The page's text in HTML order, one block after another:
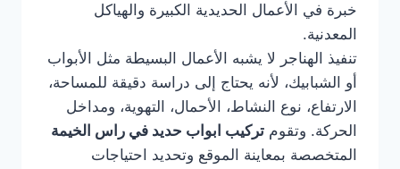
خبرة في الأعمال الحديدية الكبيرة والهياكل
المعدنية.
تنفيذ الهناجر لا يشبه الأعمال البسيطة مثل الأبواب
أو الشبابيك، لأنه يحتاج إلى دراسة دقيقة للمساحة،
الارتفاع، نوع النشاط، الأحمال، التهوية، ومداخل
الحركة. وتقوم تركيب ابواب حديد في راس الخيمة
المتخصصة بمعاينة الموقع وتحديد احتياجات